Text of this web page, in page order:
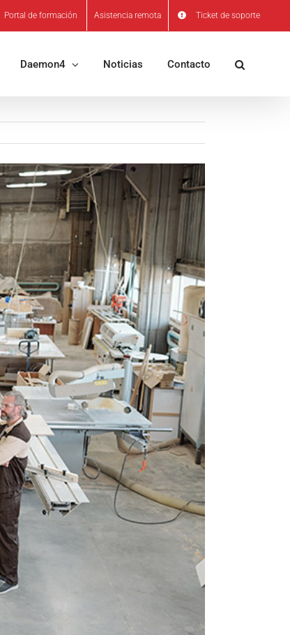
Portal de formación Asistencia remota Ticket de soporte
Daemon4 Noticias Contacto